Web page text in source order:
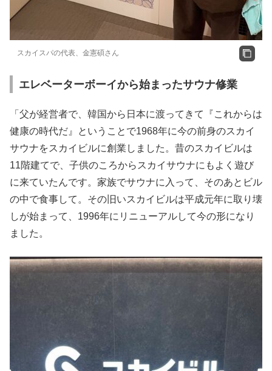
スカイスパの代表、金憲碩さん
エレベーターボーイから始まったサウナ修業
「父が経営者で、韓国から日本に渡ってきて『これからは
健康の時代だ』ということで1968年に今の前身のスカイ
サウナをスカイビルに創業しました。昔のスカイビルは
11階建てで、子供のころからスカイサウナにもよく遊び
に来ていたんです。家族でサウナに入って、そのあとビル
の中で食事して。その旧いスカイビルは平成元年に取り壊
しが始まって、1996年にリニューアルして今の形になり
ました。